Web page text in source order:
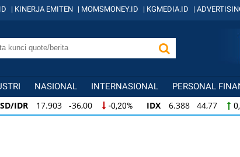
| KINERJA EMITEN | MOMSMONEY.ID | KGMEDIA.ID |
NASIONAL INTERNASIONAL PERSONAL
IDR 17.903 -36,00 -0,20% IDX 6.388 44,77
IDR 17.903 -36,00 -0,20% IDX 6.388 44,77